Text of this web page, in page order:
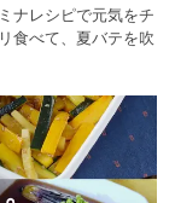
ナレシピで元気をチ
食べて、夏バテを吹